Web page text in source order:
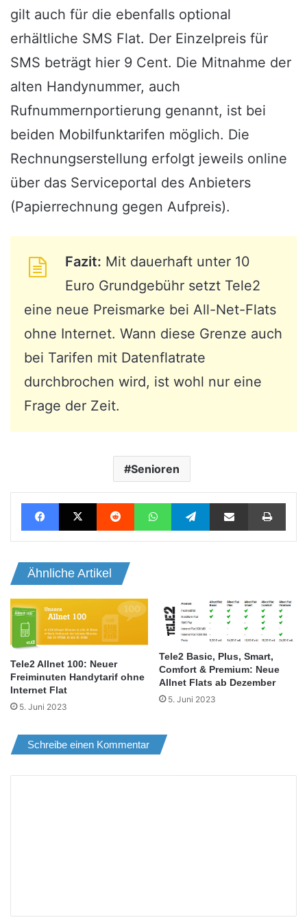
gilt auch für die ebenfalls optional
erhältliche SMS Flat. Der Einzelpreis für
SMS beträgt hier 9 Cent. Die Mitnahme der
alten Handynummer, auch
Rufnummernportierung genannt, ist bei
beiden Mobilfunktarifen möglich. Die
Rechnungserstellung erfolgt jeweils online
über das Serviceportal des Anbieters
(Papierrechnung gegen Aufpreis).
Fazit: Mit dauerhaft unter 10
Euro Grundgebühr setzt Tele2
eine neue Preismarke bei All-Net-Flats
ohne Internet. Wann diese Grenze auch
bei Tarifen mit Datenflatrate
durchbrochen wird, ist wohl nur eine
Frage der Zeit.
Senioren
Facebook X Reddit WhatsApp Telegram Teile per E-Mail
Ähnliche Artikel
Tele2 Allnet 100: Neuer
Freiminuten Handytarif ohne
Internet Flat
5. Juni 2023
Tele2 Basic, Plus, Smart,
Comfort & Premium: Neue
Allnet Flats ab Dezember
5. Juni 2023
Schreibe einen Kommentar